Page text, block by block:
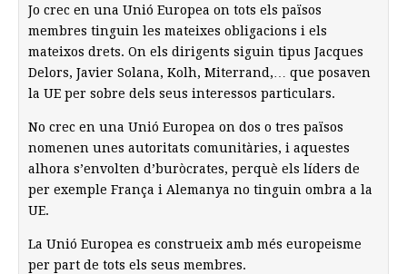
Jo crec en una Unió Europea on tots els països
membres tinguin les mateixes obligacions i els
mateixos drets. On els dirigents siguin tipus Jacques
Delors, Javier Solana, Kolh, Miterrand,… que posaven
la UE per sobre dels seus interessos particulars.
No crec en una Unió Europea on dos o tres països
nomenen unes autoritats comunitàries, i aquestes
alhora s’envolten d’buròcrates, perquè els líders de
per exemple França i Alemanya no tinguin ombra a la
UE.
La Unió Europea es construeix amb més europeisme
per part de tots els seus membres.